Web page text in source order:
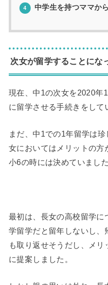
4 中学生を持つママか
次女が留学することにな
現在、中1の次女を2020年
に留学させる手続きをして
まだ、中1での1年留学は
女においてはメリットの方
小6の時には決めていました
最初は、長女の高校留学に
学留学だと留年しないし
も取り返せそうだし、メ
に提案しました。